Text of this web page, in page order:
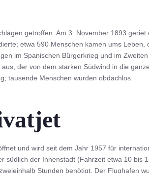
getroffen. Am 3. November 1893
etwa 590 Menschen kamen ums Leben,
im Spanischen Bürgerkrieg und im
der von dem starken Südwind in die
tausende Menschen wurden obdachlos.
und wird seit dem Jahr 1957 für
südlich der Innenstadt (Fahrzeit etwa 10 bis
Stunden benötigt. Der Flughafen